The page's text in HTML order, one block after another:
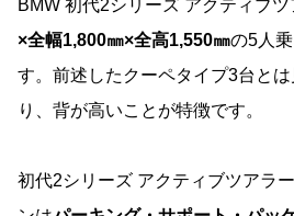
BMW 初代2シリーズ アクティブツ
×全幅1,800㎜×全高1,550㎜の5人乗
す。前述したクーペタイプ3台と
り、背が高いことが特徴です。
初代2シリーズ アクティブツアラ